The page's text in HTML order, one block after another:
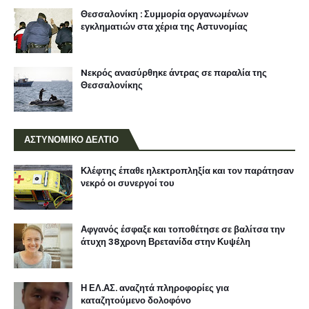
Θεσσαλονίκη : Συμμορία οργανωμένων
εγκληματιών στα χέρια της Αστυνομίας
Nεκρός ανασύρθηκε άντρας σε παραλία της
Θεσσαλονίκης
ΑΣΤΥΝΟΜΙΚΟ ΔΕΛΤΙΟ
Κλέφτης έπαθε ηλεκτροπληξία και τον παράτησαν
νεκρό οι συνεργοί του
Αφγανός έσφαξε και τοποθέτησε σε βαλίτσα την
άτυχη 38χρονη Βρετανίδα στην Κυψέλη
Η ΕΛ.ΑΣ. αναζητά πληροφορίες για
καταζητούμενο δολοφόνο